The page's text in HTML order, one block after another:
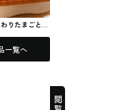
りたまごとだ
め手の親子丼
マのお弁当
一覧へ